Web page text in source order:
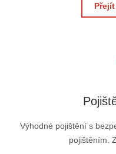
Výhodné pojištění s
pojištěním.